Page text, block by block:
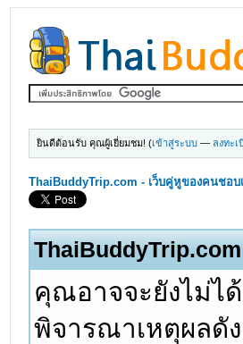
ยินดีต้อนรับ คุณผู้เยี่ยมชม! (เข้าสู่ระบบ — ลงทะเ
ThaiBuddyTrip.com - เว็บคู่หูของคนชอบ
คุณอาจจะยังไม่ไ
พิจารณาเหตุผลดั